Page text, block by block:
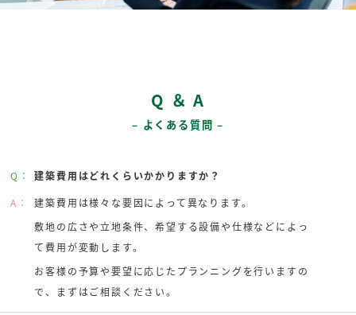
Q ＆ A
– よくある質問 –
Q：
建築費用はどれくらいかかりますか？
A：
建築費用は様々な要因によって異なります。
敷地の広さや立地条件、希望する設備や仕様などによっ
て費用が変動します。
お客様の予算や要望に応じたプランニングを行いますの
で、まずはご相談ください。